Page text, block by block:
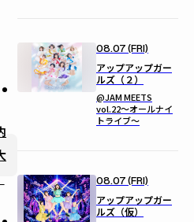
08.07 (FRI)
アップアップガー
ルズ（２）
@JAM MEETS
vol.22〜オールナイ
トライブ〜
08.07 (FRI)
アップアップガー
ルズ（仮）